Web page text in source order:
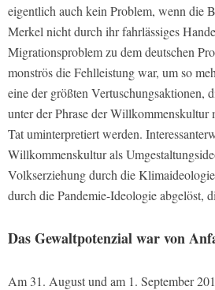
eigentlich auch kein Problem, wenn die
Merkel nicht durch ihr fahrlässiges
Migrationsproblem zu dem deutschen
monströs die Fehlleistung war, um so
eine der größten Vertuschungsaktionen,
unter der Phrase der Willkommenskultur
Tat uminterpretiert werden.
Willkommenskultur als
Volkserziehung durch die
durch die Pandemie-Ideologie abgelöst,
Das Gewaltpotenzial war von
Am 31. August und am 1. September